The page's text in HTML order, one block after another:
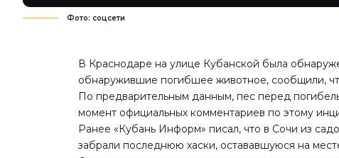
Фото: соцсети
В Краснодаре на улице Кубанской была
обнаружившие погибшее животное, сообщили,
По предварительным данным, пес перед
момент официальных комментариев по этому
Ранее «Кубань Информ» писал, что в Сочи из
забрали последнюю хаски, остававшуюся на